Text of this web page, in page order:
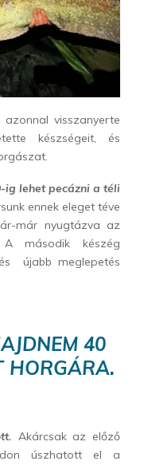
visszanyerte
készségeit, és
ig lehet pecázni a téli
ennek eleget téve
már nyugtázva az
második készég
újabb meglepetés
40
HORGÁRA.
Akárcsak az előző
úszhatott el a